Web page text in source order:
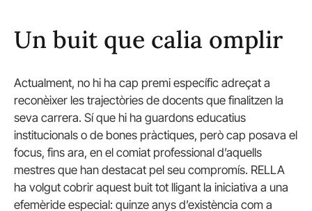
Un buit que calia omplir
Actualment, no hi ha cap premi específic adreçat a
reconèixer les trajectòries de docents que finalitzen la
seva carrera. Sí que hi ha guardons educatius
institucionals o de bones pràctiques, però cap posava el
focus, fins ara, en el comiat professional d’aquells
mestres que han destacat pel seu compromís. RELLA
ha volgut cobrir aquest buit tot lligant la iniciativa a una
efemèride especial: quinze anys d’existència com a